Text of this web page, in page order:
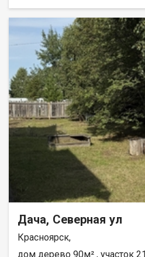
деревья яблоня, ранетка, груша ).
вишня, малины, облепиха).
очень солнечное. Соседи
работает хорошо, следят за
(круглогодично). Дача в черте
автобусом: № 27 и 40.
Дача, Северная ул
Красноярск,
дом дерево 90м² , участок